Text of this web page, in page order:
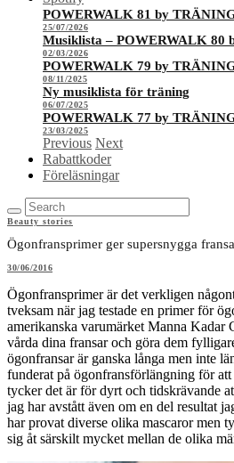
POWERWALK 81 by
25/07/2026
Musiklista – POWERWALK 80
02/03/2026
POWERWALK 79 by
08/11/2025
Ny musiklista för träning
06/07/2025
POWERWALK 77 by
23/03/2025
Previous Next
Rabattkoder
Föreläsningar
Beauty stories
Ögonfransprimer ger supersnygga
30/06/2016
Ögonfransprimer är det verkligen
tveksam när jag testade en primer för
amerikanska varumärket Manna Kadar
vårda dina fransar och göra dem
ögonfransar är ganska långa men inte
funderat på ögonfransförlängning för
tycker det är för dyrt och tidskrävande
jag har avstått även om en del resultat
har provat diverse olika mascaror men
sig åt särskilt mycket mellan de olika